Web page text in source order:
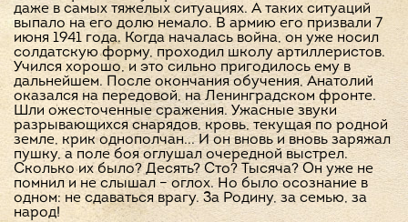
даже в самых тяжелых ситуациях. А таких ситуаций
выпало на его долю немало. В армию его призвали 7
июня 1941 года. Когда началась война, он уже носил
солдатскую форму, проходил школу артиллеристов.
Учился хорошо, и это сильно пригодилось ему в
дальнейшем. После окончания обучения, Анатолий
оказался на передовой, на Ленинградском фронте.
Шли ожесточенные сражения. Ужасные звуки
разрывающихся снарядов, кровь, текущая по родной
земле, крик однополчан... И он вновь и вновь заряжал
пушку, а поле боя оглушал очередной выстрел.
Сколько их было? Десять? Сто? Тысяча? Он уже не
помнил и не слышал – оглох. Но было осознание в
одном: не сдаваться врагу. За Родину, за семью, за
народ!